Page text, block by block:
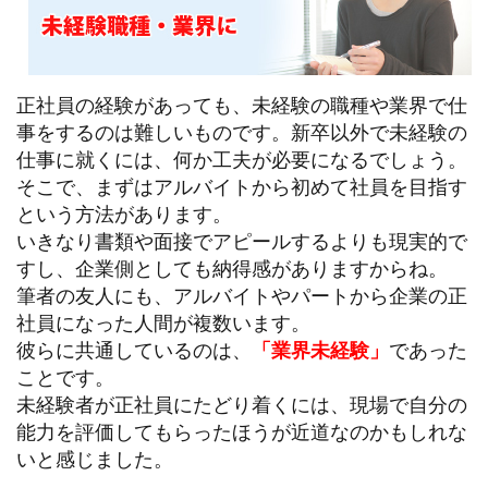
正社員の経験があっても、未経験の職種や業界で仕
事をするのは難しいものです。新卒以外で未経験の
仕事に就くには、何か工夫が必要になるでしょう。
そこで、まずはアルバイトから初めて社員を目指す
という方法があります。
いきなり書類や面接でアピールするよりも現実的で
すし、企業側としても納得感がありますからね。
筆者の友人にも、アルバイトやパートから企業の正
社員になった人間が複数います。
彼らに共通しているのは、
「業界未経験」 であった
ことです。
未経験者が正社員にたどり着くには、現場で自分の
能力を評価してもらったほうが近道なのかもしれな
いと感じました。